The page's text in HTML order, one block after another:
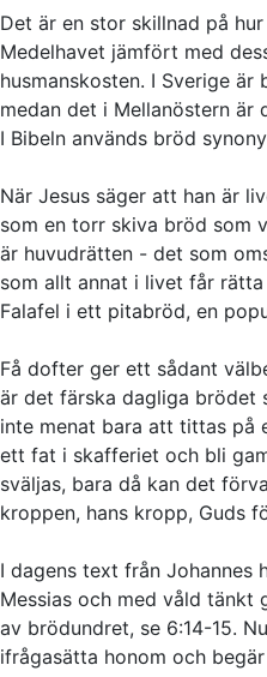
Det är en stor skillnad på
Medelhavet jämfört med
husmanskosten. I Sverige
medan det i Mellanöstern är
I Bibeln används bröd
När Jesus säger att han är
som en torr skiva bröd som
är huvudrätten - det som
som allt annat i livet får
Falafel i ett pitabröd, en
Få dofter ger ett sådant
är det färska dagliga brödet
inte menat bara att tittas på
ett fat i skafferiet och bli
sväljas, bara då kan det
kroppen, hans kropp, Guds
I dagens text från Johannes
Messias och med våld tänkt
av brödundret, se 6:14-15.
ifrågasätta honom och